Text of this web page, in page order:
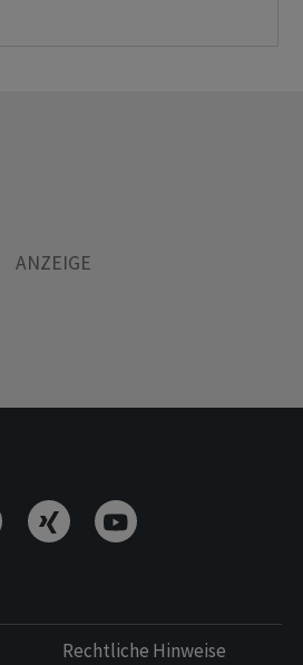
Rechtliche Hinweise